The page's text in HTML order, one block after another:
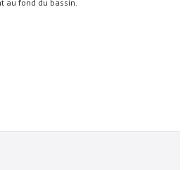
au fond du bassin.